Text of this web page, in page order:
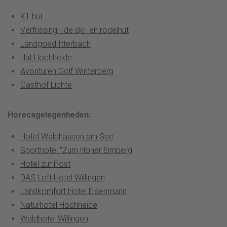
K1 hut
Verfrissing - de ski- en rodelhut
Landgoed Itterbach
Hut Hochheide
Avonturen Golf Winterberg
Gasthof Lichte
Horecagelegenheden:
Hotel Waldhausen am See
Sporthotel "Zum Hoher Eimberg
Hotel zur Post
DAS Loft Hotel Willingen
Landkomfort Hotel Elsenmann
Naturhotel Hochheide
Waldhotel Willingen